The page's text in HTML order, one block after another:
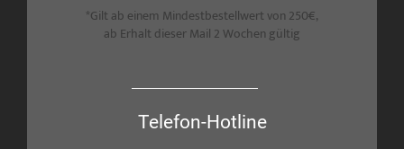
*Gilt ab einem Mindestbestellwert von 250€,
ab Erhalt dieser Mail 2 Wochen gültig
Telefon-Hotline